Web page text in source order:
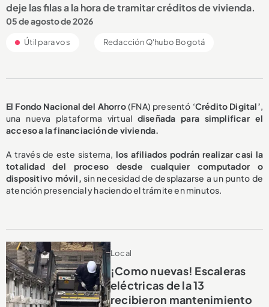
deje las filas a la hora de tramitar créditos de vivienda.
05 de agosto de 2026
Útil para vos Redacción Q'hubo Bogotá
El Fondo Nacional del Ahorro(FNA) presentó ‘Crédito Digital’,
una nueva plataforma virtual diseñada para simplificar el
acceso a la financiación de vivienda.
A través de este sistema, los afiliados podrán realizar casi la
totalidad del proceso desde cualquier computador o
dispositivo móvil, sin necesidad de desplazarse a un punto de
atención presencial y haciendo el trámite en minutos.
Local
¡Como nuevas! Escaleras
eléctricas de la 13
recibieron mantenimiento